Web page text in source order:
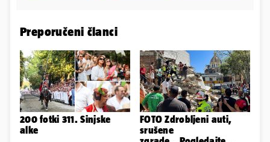
Preporučeni članci
200 fotki 311. Sinjske
alke
FOTO Zdrobljeni auti,
srušene